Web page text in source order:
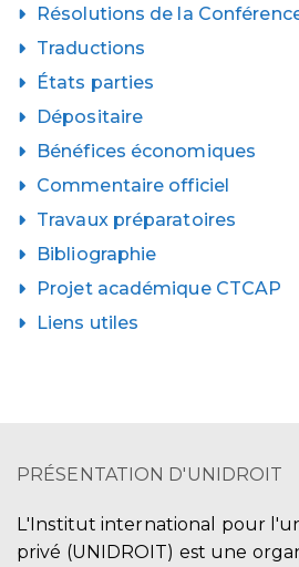
Résolutions de la
Traductions
États parties
Dépositaire
Bénéfices économiques
Commentaire officiel
Travaux préparatoires
Bibliographie
Projet académique CTCAP
Liens utiles
PRÉSENTATION D'UNIDROIT
L'Institut international pour
privé (UNIDROIT) est une